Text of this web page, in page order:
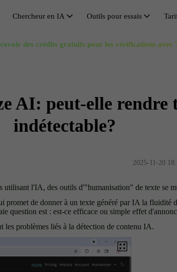
la détection par l’IA
Réécrivain de dissertations
Supprimer l’IA du texte
Humanisation IA gratuite
Recherche de synonymes
Réducteur d'essai
Générateur de titres de recherche
Chercheur en IA Outils pour essais
des crédits gratuits pour les vérifications avec
AI: peut-elle rendre
indétectable?
2025-11-20
utilisant l'IA, des outils d'"humanisation" de texte se
promet de donner à un texte généré par IA la fluidité
question est : est-ce efficace ou simple effet
problèmes liés à la détection de contenu IA.